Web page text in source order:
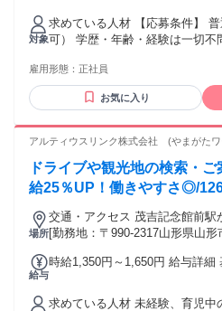
れる通勤・皆勤・家族手当金額
るその他手当金額：なし 経験・スキルを考慮の上、決定しま
す 試用期間3ヵ月（待遇変更なし） 【昇給・賞与】 ■
年1回 ■賞与：年2回（7月・12
業手当（全額支給） ■現場手当
技士：2万円 ・2級土木施工管
（1万円）
対象
求めている人材 【応募条件】
可） 学歴・年齢・経験は一切不
も大切に働きたい ・転勤のない
ワークを大切にできる方
雇用形態： 正社員
お気に入り
アルティウスリンク株式会社 (やまがたワ
ドライブや観光地の検索・
給25％UP！働きやすさ◎/
場所
交通・アクセス 茂吉記念館前駅
ガソリン代支給)
[勤務地：〒990-2317山形県山形
給与
時給1,350円～1,650円 給与詳細
円！！ ■残業代は1分単位で支給
求めている人材 未経験、育児中